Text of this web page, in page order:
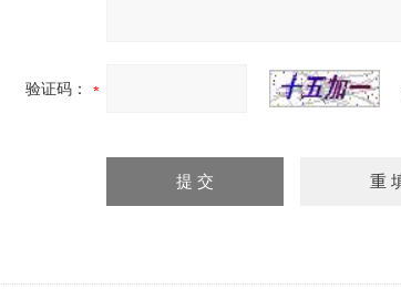
验证码：